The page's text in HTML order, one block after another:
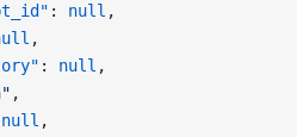
: null ,
,
: null ,
,
null ,